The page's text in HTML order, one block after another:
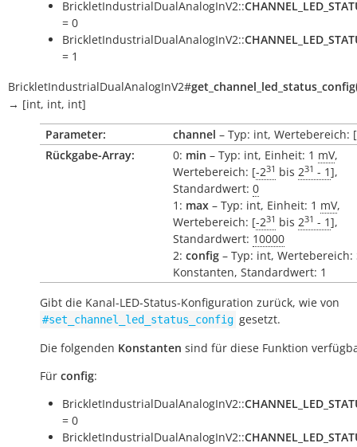
BrickletIndustrialDualAnalogInV2::
= 0
BrickletIndustrialDualAnalogInV2::
= 1
BrickletIndustrialDualAnalogInV2#get_channel_led_status_config
→ [int, int, int]
Parameter:
channel – Typ: int, Wertebereich:
Rückgabe-Array:
0: min – Typ: int, Einheit: 1 mV,
Wertebereich: [-231 bis 231 - 1],
Standardwert: 0
1: max – Typ: int, Einheit: 1 mV,
Wertebereich: [-231 bis 231 - 1],
Standardwert: 10000
2: config – Typ: int, Wertebereich:
Konstanten, Standardwert: 1
Gibt die Kanal-LED-Status-Konfiguration zurück, wie von
#set_channel_led_status_config gesetzt.
Die folgenden Konstanten sind für diese Funktion
Für config:
BrickletIndustrialDualAnalogInV2::
= 0
BrickletIndustrialDualAnalogInV2::